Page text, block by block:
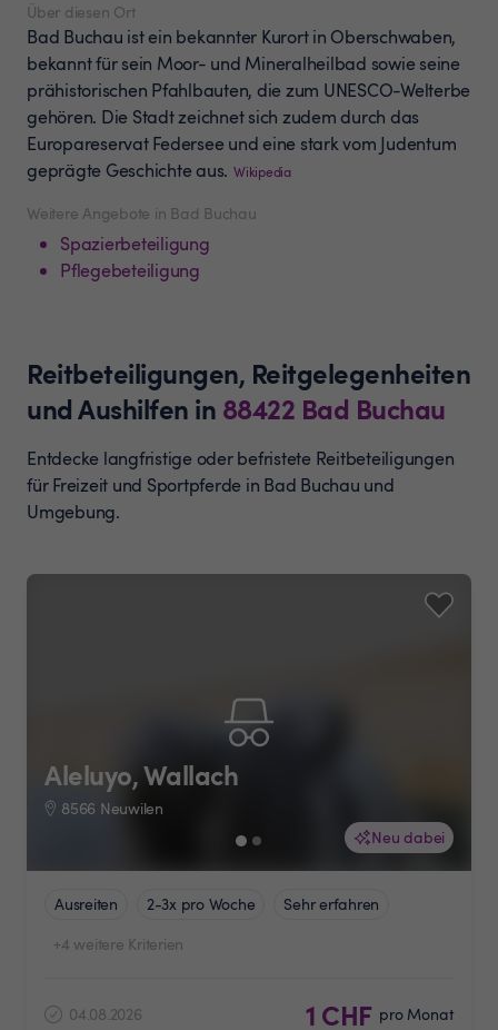
Weitere Angebote in Bad Buchau
Spazierbeteiligung
Pflegebeteiligung
Über diesen Ort
Bad Buchau ist ein bekannter Kurort in Oberschwaben,
bekannt für sein Moor- und Mineralheilbad sowie seine
prähistorischen Pfahlbauten, die zum UNESCO-Welterbe
gehören. Die Stadt zeichnet sich zudem durch das
Europareservat Federsee und eine stark vom Judentum
geprägte Geschichte aus. Wikipedia
Reitbeteiligungen, Reitgelegenheiten
und Aushilfen in 88422 Bad Buchau
Entdecke langfristige oder befristete Reitbeteiligungen
für Freizeit und Sportpferde in Bad Buchau und
Umgebung.
Neu dabei
Aleluyo, Wallach
8566 Neuwilen
Ausreiten 2-3x pro Woche
Sehr erfahren
+4 weitere Kriterien
04.08.2026 1 CHF pro Monat